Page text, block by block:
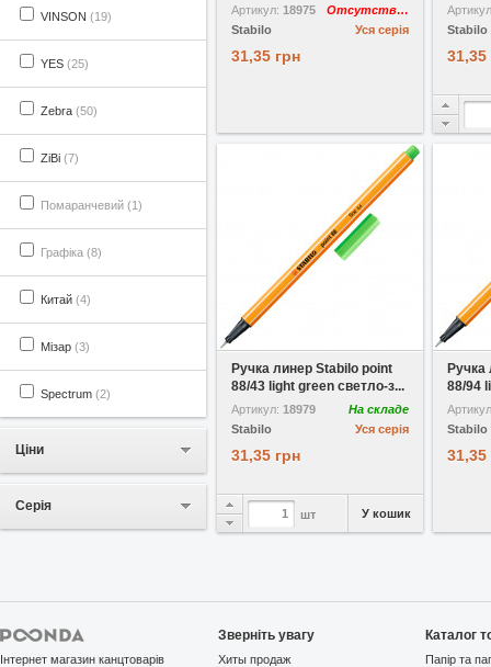
VINSON (19)
YES (25)
Zebra (50)
ZiBi (7)
Помаранчевий (1)
Графіка (8)
Китай (4)
Мізар (3)
Spectrum (2)
Ціни
Серія
Артикул: 18975
Отсутствует
Уся серія
Stabilo
31,35 грн
Stabilo
31,35
Ручка линер Stabilo point
88/43 light green светло-з...
Артикул: 18979
На складе
Уся серія
Stabilo
31,35 грн
шт У кошик
Ручка
88/94
Stabilo
31,35
Інтернет магазин канцтоварів
Зверніть увагу
Хиты продаж
Каталог
Папір та